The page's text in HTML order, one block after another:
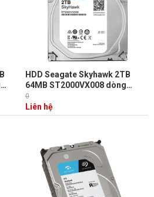
HDD Seagate Skyhawk 2TB
64MB ST2000VX008 dòng
chuyên dụng camera hoạt
động 24/7, tiết kiệm điện năng
0
Liên hệ